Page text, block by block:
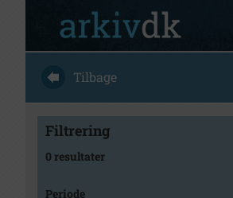
Tilbage
Filtrering
0 resultater
Periode